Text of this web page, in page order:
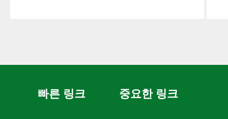
빠른 링크 중요한 링크